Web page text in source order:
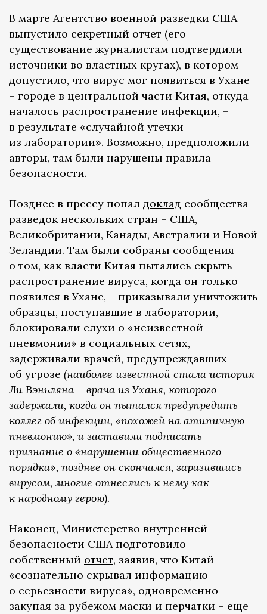
В марте Агентство военной разведки США
выпустило секретный отчет (его
существование журналистам подтвердили
источники во властных кругах), в котором
допустило, что вирус мог появиться в Ухане
– городе в центральной части Китая, откуда
началось распространение инфекции, –
в результате «случайной утечки
из лаборатории». Возможно, предположили
авторы, там были нарушены правила
безопасности.
Позднее в прессу попал доклад сообщества
разведок нескольких стран – США,
Великобритании, Канады, Австралии и Новой
Зеландии. Там были собраны сообщения
о том, как власти Китая пытались скрыть
распространение вируса, когда он только
появился в Ухане, – приказывали уничтожить
образцы, поступавшие в лаборатории,
блокировали слухи о «неизвестной
пневмонии» в социальных сетях,
задерживали врачей, предупреждавших
об угрозе (наиболее известной стала история
Ли Вэньляна – врача из Уханя, которого
задержали, когда он пытался предупредить
коллег об инфекции, «похожей на атипичную
пневмонию», и заставили подписать
признание о «нарушении общественного
порядка», позднее он скончался, заразившись
вирусом, многие отнеслись к нему как
к народному герою).
Наконец, Министерство внутренней
безопасности США подготовило
собственный отчет, заявив, что Китай
«сознательно скрывал информацию
о серьезности вируса», одновременно
закупая за рубежом маски и перчатки – еще